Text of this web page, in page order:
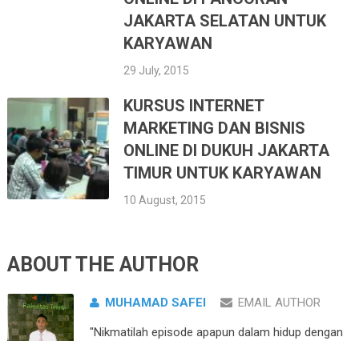
JAKARTA SELATAN UNTUK
KARYAWAN
29 July, 2015
KURSUS INTERNET
MARKETING DAN BISNIS
ONLINE DI DUKUH JAKARTA
TIMUR UNTUK KARYAWAN
10 August, 2015
ABOUT THE AUTHOR
MUHAMAD SAFEI EMAIL AUTHOR
"Nikmatilah episode apapun dalam hidup dengan